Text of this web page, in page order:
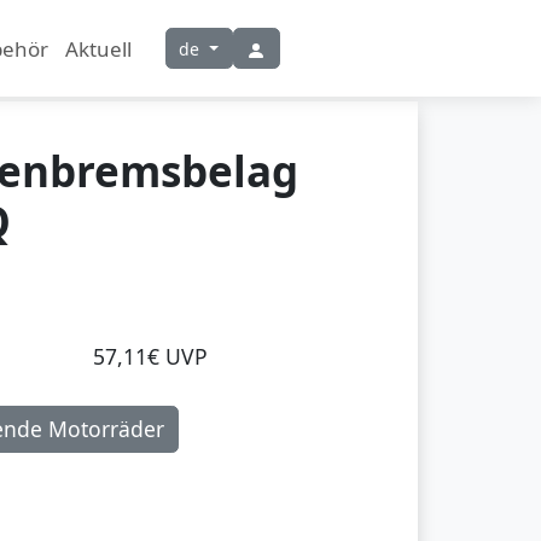
Aktuell de
57,11€ UVP
Motorräder